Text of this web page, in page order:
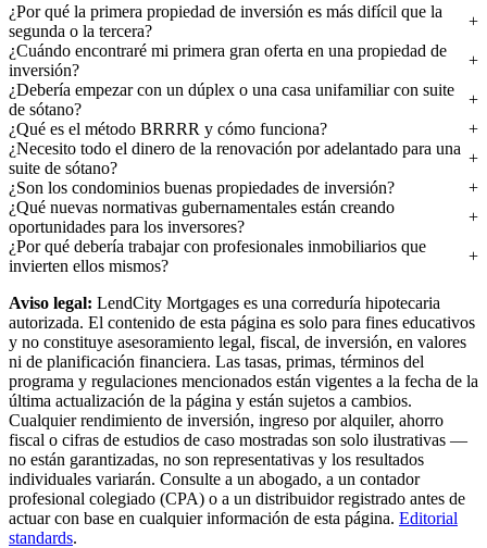
¿Por qué la primera propiedad de inversión es más difícil que la
segunda o la tercera?
¿Cuándo encontraré mi primera gran oferta en una propiedad de
inversión?
¿Debería empezar con un dúplex o una casa unifamiliar con suite
de sótano?
¿Qué es el método BRRRR y cómo funciona?
¿Necesito todo el dinero de la renovación por adelantado para una
suite de sótano?
¿Son los condominios buenas propiedades de inversión?
¿Qué nuevas normativas gubernamentales están creando
oportunidades para los inversores?
¿Por qué debería trabajar con profesionales inmobiliarios que
invierten ellos mismos?
Aviso legal: LendCity Mortgages es una correduría hipotecaria
autorizada. El contenido de esta página es solo para fines educativos
y no constituye asesoramiento legal, fiscal, de inversión, en valores
ni de planificación financiera. Las tasas, primas, términos del
programa y regulaciones mencionados están vigentes a la fecha de la
última actualización de la página y están sujetos a cambios.
Cualquier rendimiento de inversión, ingreso por alquiler, ahorro
fiscal o cifras de estudios de caso mostradas son solo ilustrativas —
no están garantizadas, no son representativas y los resultados
individuales variarán. Consulte a un abogado, a un contador
profesional colegiado (CPA) o a un distribuidor registrado antes de
actuar con base en cualquier información de esta página. Editorial
standards.